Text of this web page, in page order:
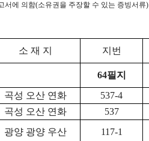
에 의함(소유권을 주장할 수 있는 증빙서류)
소 재 지 지번
64필지
곡성 오산 연화 537-4
곡성 오산 연화 537
광양 광양 우산 117-1